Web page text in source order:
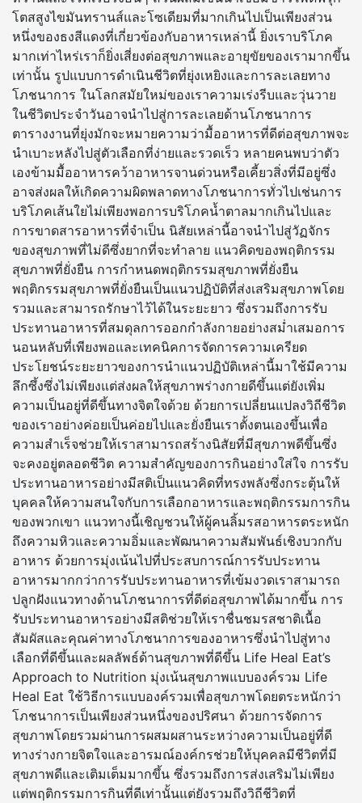
โตสสูงไขมันทรานส์และโซเดียมที่มากเกินไปเป็นเพียงส่วน
หนึ่งของธงสีแดงที่เกี่ยวข้องกับอาหารเหล่านี้ ยิ่งเราบริโภค
มากเท่าไหร่เราก็ยิ่งเสี่ยงต่อสุขภาพและอายุขัยของเรามากขึ้น
เท่านั้น รูปแบบการดำเนินชีวิตที่ยุ่งเหยิงและการละเลยทาง
โภชนาการ ในโลกสมัยใหม่ของเราความเร่งรีบและวุ่นวาย
ในชีวิตประจำวันอาจนำไปสู่การละเลยด้านโภชนาการ
ตารางงานที่ยุ่งมักจะหมายความว่ามื้ออาหารที่ดีต่อสุขภาพจะ
นำเบาะหลังไปสู่ตัวเลือกที่ง่ายและรวดเร็ว หลายคนพบว่าตัว
เองข้ามมื้ออาหารคว้าอาหารจานด่วนหรือเคี้ยวสิ่งที่มีอยู่ซึ่ง
อาจส่งผลให้เกิดความผิดพลาดทางโภชนาการทั่วไปเช่นการ
บริโภคเส้นใยไม่เพียงพอการบริโภคน้ำตาลมากเกินไปและ
การขาดสารอาหารที่จำเป็น นิสัยเหล่านี้อาจนำไปสู่วัฏจักร
ของสุขภาพที่ไม่ดีซึ่งยากที่จะทำลาย แนวคิดของพฤติกรรม
สุขภาพที่ยั่งยืน การกำหนดพฤติกรรมสุขภาพที่ยั่งยืน
พฤติกรรมสุขภาพที่ยั่งยืนเป็นแนวปฏิบัติที่ส่งเสริมสุขภาพโดย
รวมและสามารถรักษาไว้ได้ในระยะยาว ซึ่งรวมถึงการรับ
ประทานอาหารที่สมดุลการออกกำลังกายอย่างสม่ำเสมอการ
นอนหลับที่เพียงพอและเทคนิคการจัดการความเครียด
ประโยชน์ระยะยาวของการนำแนวปฏิบัติเหล่านี้มาใช้มีความ
ลึกซึ้งซึ่งไม่เพียงแต่ส่งผลให้สุขภาพร่างกายดีขึ้นแต่ยังเพิ่ม
ความเป็นอยู่ที่ดีขึ้นทางจิตใจด้วย ด้วยการเปลี่ยนแปลงวิถีชีวิต
ของเราอย่างค่อยเป็นค่อยไปและยั่งยืนเราตั้งตนเองขึ้นเพื่อ
ความสำเร็จช่วยให้เราสามารถสร้างนิสัยที่มีสุขภาพดีขึ้นซึ่ง
จะคงอยู่ตลอดชีวิต ความสำคัญของการกินอย่างใส่ใจ การรับ
ประทานอาหารอย่างมีสติเป็นแนวคิดที่ทรงพลังซึ่งกระตุ้นให้
บุคคลให้ความสนใจกับการเลือกอาหารและพฤติกรรมการกิน
ของพวกเขา แนวทางนี้เชิญชวนให้ผู้คนลิ้มรสอาหารตระหนัก
ถึงความหิวและความอิ่มและพัฒนาความสัมพันธ์เชิงบวกกับ
อาหาร ด้วยการมุ่งเน้นไปที่ประสบการณ์การรับประทาน
อาหารมากกว่าการรับประทานอาหารที่เข้มงวดเราสามารถ
ปลูกฝังแนวทางด้านโภชนาการที่ดีต่อสุขภาพได้มากขึ้น การ
รับประทานอาหารอย่างมีสติช่วยให้เราชื่นชมรสชาติเนื้อ
สัมผัสและคุณค่าทางโภชนาการของอาหารซึ่งนำไปสู่ทาง
เลือกที่ดีขึ้นและผลลัพธ์ด้านสุขภาพที่ดีขึ้น Life Heal Eat’s
Approach to Nutrition มุ่งเน้นสุขภาพแบบองค์รวม Life
Heal Eat ใช้วิธีการแบบองค์รวมเพื่อสุขภาพโดยตระหนักว่า
โภชนาการเป็นเพียงส่วนหนึ่งของปริศนา ด้วยการจัดการ
สุขภาพโดยรวมผ่านการผสมผสานระหว่างความเป็นอยู่ที่ดี
ทางร่างกายจิตใจและอารมณ์องค์กรช่วยให้บุคคลมีชีวิตที่มี
สุขภาพดีและเติมเต็มมากขึ้น ซึ่งรวมถึงการส่งเสริมไม่เพียง
แต่พฤติกรรมการกินที่ดีเท่านั้นแต่ยังรวมถึงวิถีชีวิตที่